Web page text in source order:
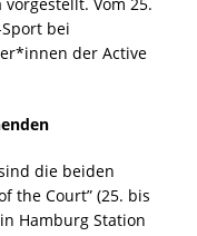
bei
der Active
die beiden
the Court” (25. bis
Hamburg Station